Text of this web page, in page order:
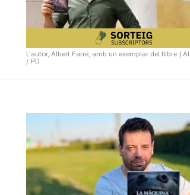
L'autor, Albert Farré, amb un exemplar del llibre |
/ PD